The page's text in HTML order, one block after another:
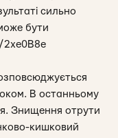
сильно
бути
2xe0B8e
В останньому
Знищення отрути
кишковий